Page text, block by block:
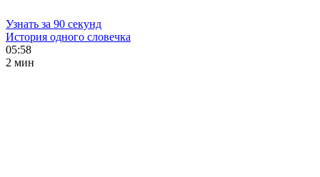
Узнать за 90 секунд
История одного словечка
05:58
2 мин